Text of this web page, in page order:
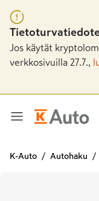
Jos käytät
verkkosivuilla 27.7.,
K-Auto Autohaku